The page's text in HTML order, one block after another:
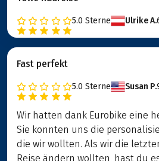
5.0 Sterne Ulrike A.
Fast perfekt
5.0 Sterne Susan P.
Wir hatten dank Eurobike eine
Sie konnten uns die
die wir wollten. Als wir die
Reise ändern wollten, hast du